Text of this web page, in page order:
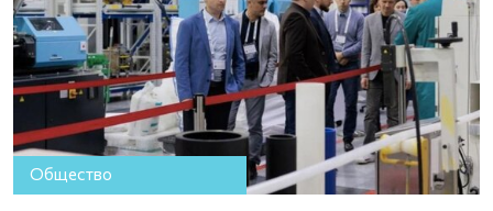
Общество